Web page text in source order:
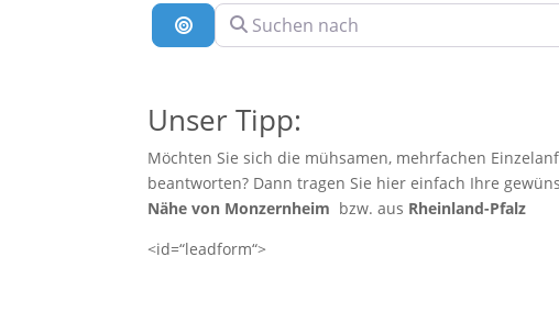
Suche nach Entfernung
Suchen nach
Unser Tipp:
Möchten Sie sich die mühsamen, mehrfachen
beantworten? Dann tragen Sie hier einfach Ihre
Nähe von Monzernheim bzw. aus Rheinland-Pfalz
<id=“leadform“>